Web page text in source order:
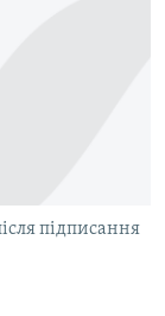
підписання